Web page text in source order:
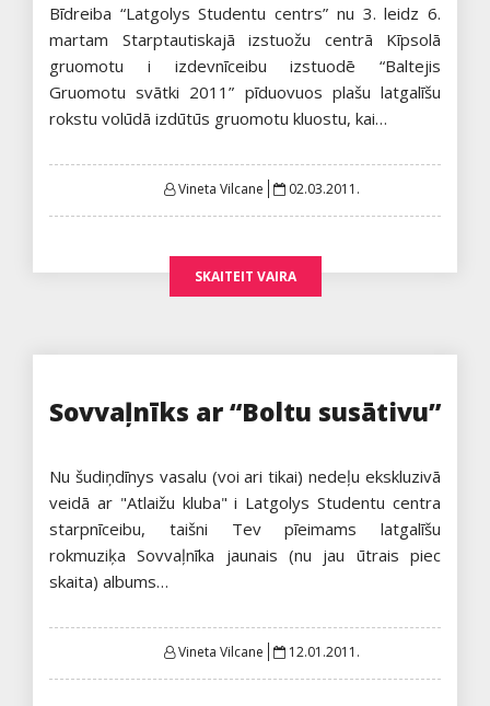
Bīdreiba “Latgolys Studentu centrs” nu 3. leidz 6.
martam Starptautiskajā izstuožu centrā Kīpsolā
gruomotu i izdevnīceibu izstuodē “Baltejis
Gruomotu svātki 2011” pīduovuos plašu latgalīšu
rokstu volūdā izdūtūs gruomotu kluostu, kai…
Vineta Vilcane
Posted
02.03.2011.
SKAITEIT VAIRA
Sovvaļnīks ar “Boltu susātivu”
Nu šudiņdīnys vasalu (voi ari tikai) nedeļu ekskluzivā
veidā ar "Atlaižu kluba" i Latgolys Studentu centra
starpnīceibu, taišni Tev pīeimams latgalīšu
rokmuziķa Sovvaļnīka jaunais (nu jau ūtrais piec
skaita) albums…
Vineta Vilcane
Posted
12.01.2011.